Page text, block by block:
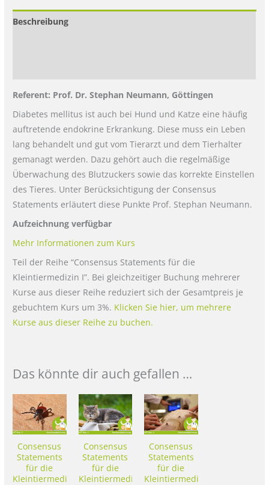
Beschreibung
Referent: Prof. Dr. Stephan Neumann, Göttingen
Diabetes mellitus ist auch bei Hund und Katze eine häufig
auftretende endokrine Erkrankung. Diese muss ein Leben
lang behandelt und gut vom Tierarzt und dem Tierhalter
gemanagt werden. Dazu gehört auch die regelmäßige
Überwachung des Blutzuckers sowie das korrekte Einstellen
des Tieres. Unter Berücksichtigung der Consensus
Statements erläutert diese Punkte Prof. Stephan Neumann.
Aufzeichnung verfügbar
Mehr Informationen zum Kurs
Teil der Reihe “Consensus Statements für die
Kleintiermedizin I”. Bei gleichzeitiger Buchung mehrerer
Kurse aus dieser Reihe reduziert sich der Gesamtpreis je
gebuchtem Kurs um 3%. Klicken Sie hier, um mehrere
Kurse aus dieser Reihe zu buchen.
Das könnte dir auch gefallen …
Consensus
Statements
für die
Kleintiermedizin
Consensus
Statements
für die
Kleintiermedizin
Consensus
Statements
für die
Kleintiermedizin